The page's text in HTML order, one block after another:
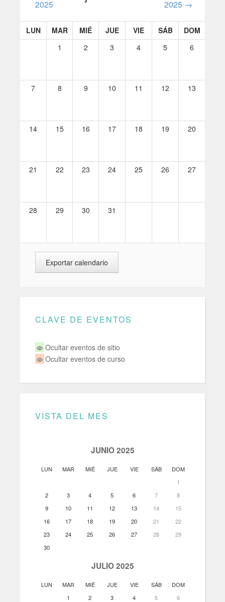
2025
2025 →
LUN MAR MIÉ JUE VIE SÁB
DOM
1
2 3 4 5 6
7 8 9 10 11 12 13
14 15 16 17 18 19 20
21 22 23 24 25 26 27
28 29 30 31
CLAVE DE EVENTOS
Ocultar eventos de sitio
Ocultar eventos de curso
VISTA DEL MES
JUNIO 2025
LUN MAR MIÉ JUE VIE SÁB
DOM
1
2
3 4 5 6 7
8
9
10 11 12 13 14
15
16
17 18 19 20 21
22
23
24 25 26 27 28
29
30
JULIO 2025
LUN MAR MIÉ JUE VIE SÁB
DOM
1
2 3 4 5
6